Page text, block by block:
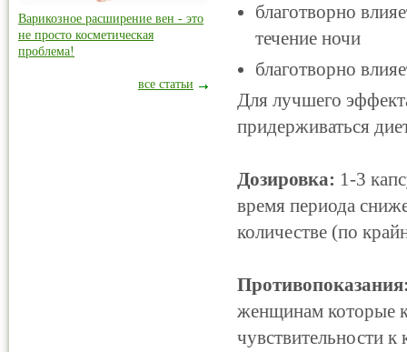
благотворно
течение ночи
благотворно
Для лучшего
придерживаться
Дозировка: 1-3
время периода
количестве (по
женщинам которые
чувствительности к
Варикозное расширение вен - это
не просто косметическая
проблема!
все статьи